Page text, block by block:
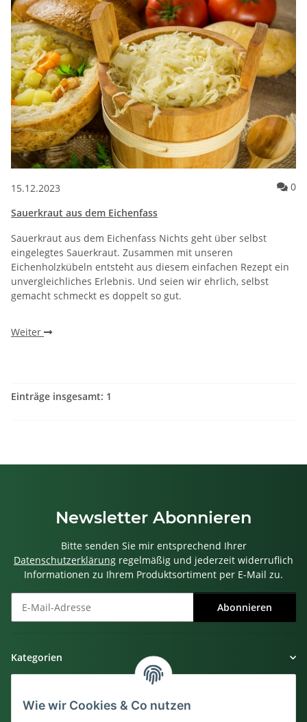
Wie wir Cookies & Co nutzen
15.12.2023 0
Sauerkraut aus dem Eichenfass
Sauerkraut aus dem Eichenfass Nichts geht über selbst
eingelegtes Sauerkraut. Zusammen mit unseren
Eichenholzkübeln entsteht aus diesem einfachen Rezept ein
unvergleichliches Erlebnis. Und seien wir ehrlich, selbst
gemacht schmeckt es doppelt so gut.
Weiter
Einträge insgesamt: 1
Newsletter Abonnieren
Bitte senden Sie mir entsprechend Ihrer
Datenschutzerklärung regelmäßig und jederzeit widerruflich
Informationen zu Ihrem Produktsortiment per E-Mail zu.
Abonnieren
Kategorien